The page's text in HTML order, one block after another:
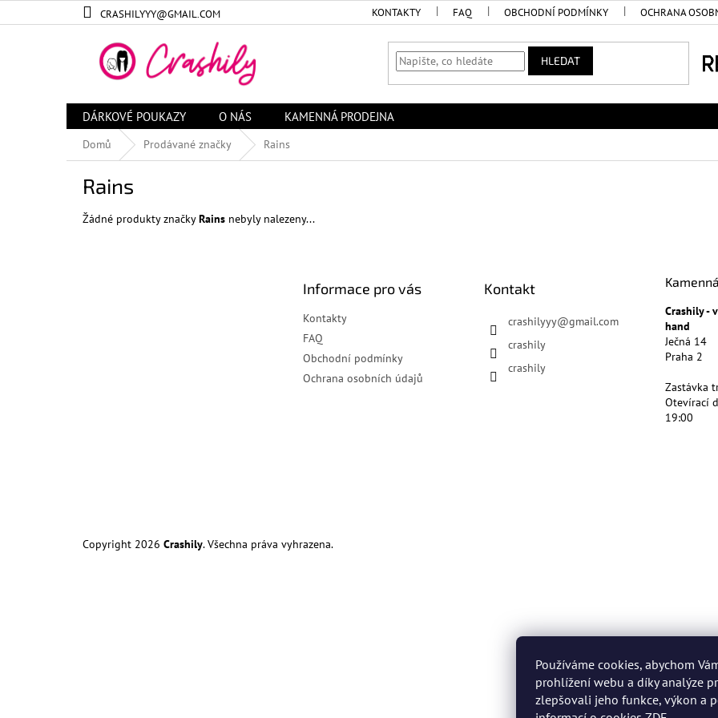
Používáme cookies, abychom
prohlížení webu a díky analýze
zlepšovali jeho funkce, výkon a
na
CRASHILYYY@GMAIL.COM KONTAKTY FAQ OBCHODNÍ PODMÍNKY OCHRANA
HLEDAT
DÁRKOVÉ POUKAZY O NÁS KAMENNÁ PRODEJNA
Domů Prodávané značky Rains
Rains
Žádné produkty značkyRains nebyly nalezeny...
Informace pro vás
Kontakty
FAQ
Obchodní podmínky
Ochrana osobních údajů
Kontakt
crashilyyy@gmail.com
crashily
crashily
Crashily -
hand
Ječná 14
Praha 2
Zastávka
Otevírací
19:00
Copyright 2026 Crashily. Všechna práva vyhrazena.